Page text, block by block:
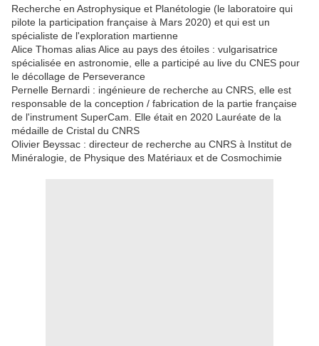
Recherche en Astrophysique et Planétologie (le laboratoire qui
pilote la participation française à Mars 2020) et qui est un
spécialiste de l'exploration martienne
Alice Thomas alias Alice au pays des étoiles : vulgarisatrice
spécialisée en astronomie, elle a participé au live du CNES pour
le décollage de Perseverance
Pernelle Bernardi : ingénieure de recherche au CNRS, elle est
responsable de la conception / fabrication de la partie française
de l'instrument SuperCam. Elle était en 2020 Lauréate de la
médaille de Cristal du CNRS
Olivier Beyssac : directeur de recherche au CNRS à Institut de
Minéralogie, de Physique des Matériaux et de Cosmochimie